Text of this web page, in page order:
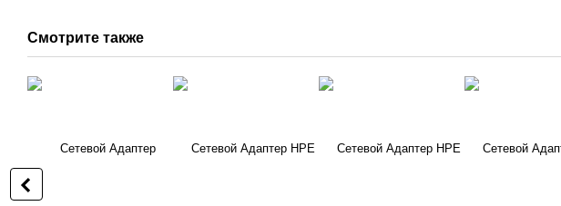
Смотрите также